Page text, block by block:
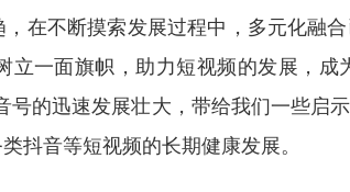
在不断摸索发展过程中，多元化融
一面旗帜，助力短视频的发展，
号的迅速发展壮大，带给我们一些
抖音等短视频的长期健康发展。